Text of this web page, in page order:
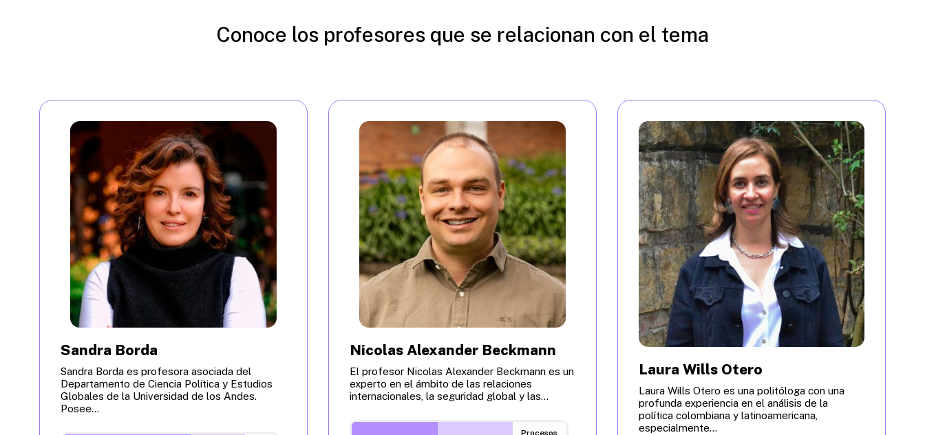
Conoce los profesores que se relacionan con el tema
Sandra Borda
Sandra Borda es profesora asociada del
Departamento de Ciencia Política y Estudios
Globales de la Universidad de los Andes.
Posee...
Nicolas Alexander Beckmann
El profesor Nicolas Alexander Beckmann es un
experto en el ámbito de las relaciones
internacionales, la seguridad global y las...
Procesos
Laura Wills Otero
Laura Wills Otero es una politóloga con una
profunda experiencia en el análisis de la
política colombiana y latinoamericana,
especialmente...